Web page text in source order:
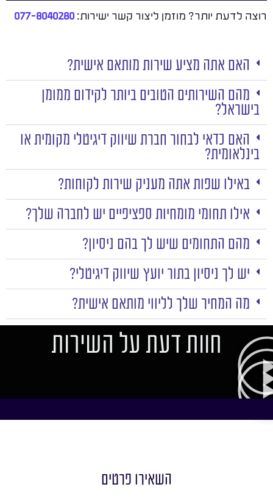
רוצה לדעת יותר? מוזמן ליצור קשר ישירות:077-8040280
האם אתה מציע שירות מותאם אישית?
מהם השירותים הטובים ביותר לקידום ממומן
בישראל?
האם כדאי לבחור חברת שיווק דיגיטלי מקומית או
בינלאומית?
באילו שפות אתה מעניק שירות לקוחות?
אילו תחומי מומחיות ספציפיים יש לחברה שלך?
מהם התחומים שיש לך בהם ניסיון?
יש לך ניסיון בתור יועץ שיווק דיגיטלי?
מה המחיר שלך לליווי מותאם אישית?
חוות דעת על השירות
השאירו פרטים